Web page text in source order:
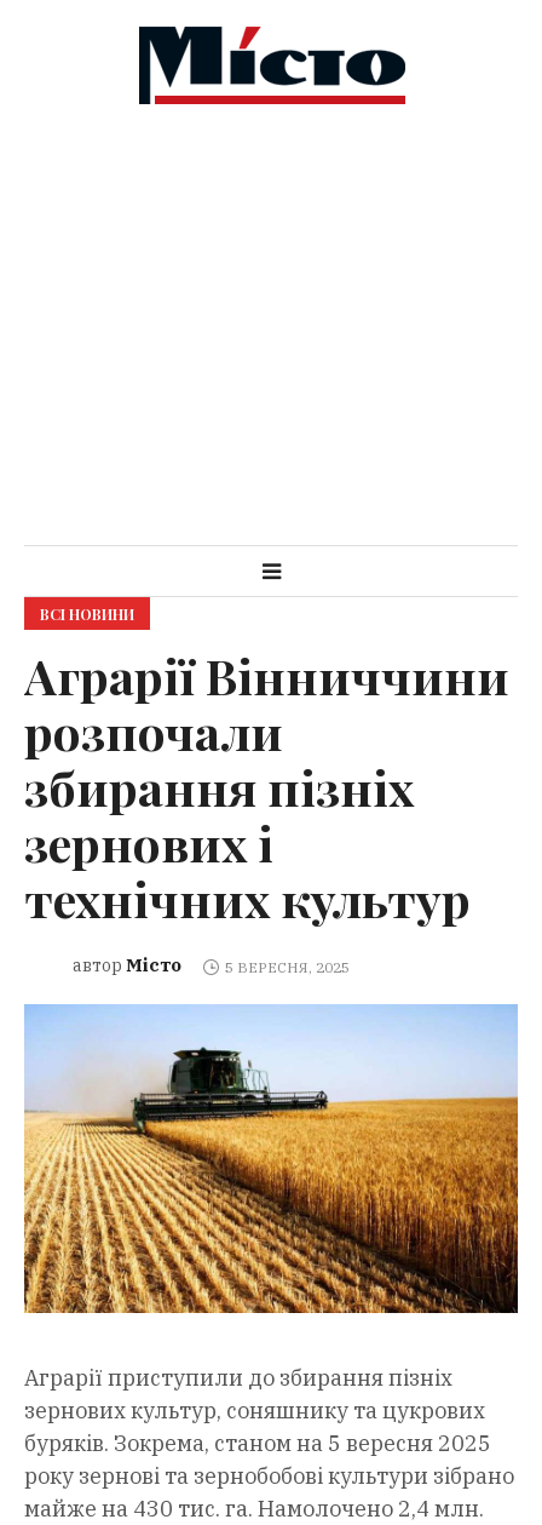
ВСІ НОВИНИ
Аграрії Вінниччини
розпочали
збирання пізніх
зернових і
технічних культур
автор Місто 5 ВЕРЕСНЯ, 2025
Аграрії приступили до збирання пізніх
зернових культур, соняшнику та цукрових
буряків. Зокрема, станом на 5 вересня 2025
року зернові та зернобобові культури зібрано
майже на 430 тис. га. Намолочено 2,4 млн.